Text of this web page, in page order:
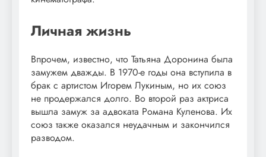
Личная жизнь
Впрочем, известно, что Татьяна Доронина была
замужем дважды. В 1970-е годы она вступила в
брак с артистом Игорем Лукиным, но их союз
не продержался долго. Во второй раз актриса
вышла замуж за адвоката Романа Куленова. Их
союз также оказался неудачным и закончился
разводом.